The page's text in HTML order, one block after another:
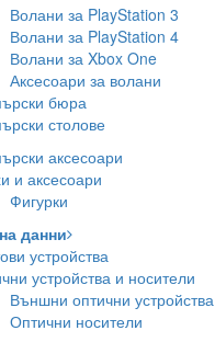
Волани за PlayStation 3
Волани за PlayStation 4
Волани за Xbox One
Аксесоари за волани
бюра
столове
аксесоари
и аксесоари
Фигурки
данни
устройства
устройства и носители
Външни оптични устройства
Оптични носители